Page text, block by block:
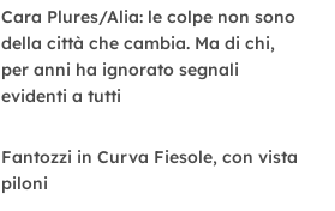
Cara Plures/Alia: le colpe non sono
della città che cambia. Ma di chi,
per anni ha ignorato segnali
evidenti a tutti
Fantozzi in Curva Fiesole, con vista
piloni